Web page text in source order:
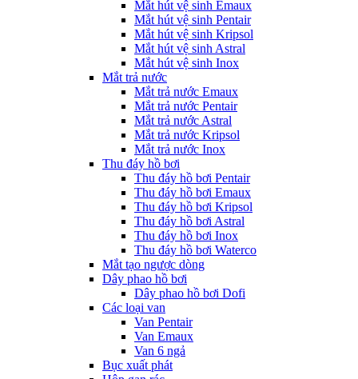
Mắt hút vệ sinh Emaux
Mắt hút vệ sinh Pentair
Mắt hút vệ sinh Kripsol
Mắt hút vệ sinh Astral
Mắt hút vệ sinh Inox
Mắt trả nước
Mắt trả nước Emaux
Mắt trả nước Pentair
Mắt trả nước Astral
Mắt trả nước Kripsol
Mắt trả nước Inox
Thu đáy hồ bơi
Thu đáy hồ bơi Pentair
Thu đáy hồ bơi Emaux
Thu đáy hồ bơi Kripsol
Thu đáy hồ bơi Astral
Thu đáy hồ bơi Inox
Thu đáy hồ bơi Waterco
Mắt tạo ngược dòng
Dây phao hồ bơi
Dây phao hồ bơi Dofi
Các loại van
Van Pentair
Van Emaux
Van 6 ngả
Bục xuất phát